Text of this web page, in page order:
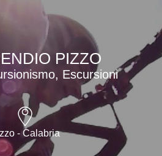
PIZZO
Escursioni
- Calabria